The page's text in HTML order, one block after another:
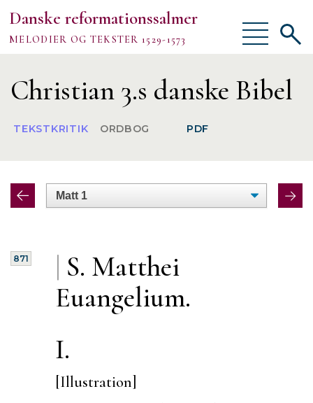
Danske reformationssalmer
MELODIER OG TEKSTER 1529-1573
Vis/skjul
menu
Om
TEKSTER
MELODIER
Vis/
Christian 3.s danske Bibel
TEKSTKRITIK ORDBOG PDF
|
871
S. Matthei
Euangelium.
I.
[Illustration]